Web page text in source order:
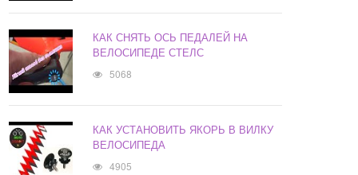
КАК СНЯТЬ ОСЬ ПЕДАЛЕЙ НА
ВЕЛОСИПЕДЕ СТЕЛС
5068
КАК УСТАНОВИТЬ ЯКОРЬ В ВИЛКУ
ВЕЛОСИПЕДА
4905